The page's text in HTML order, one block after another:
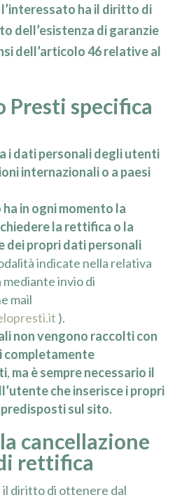
ha il diritto di
dell’esistenza di garanzie
dell’articolo 46 relative al
Presti specifica
i dati personali degli utenti
internazionali o a paesi
ha in ogni momento la
la rettifica o la
dei propri dati personali
indicate nella relativa
mediante invio di
mail
).
non vengono raccolti con
completamente
, ma è sempre necessario il
che inserisce i propri
sul sito.
cancellazione
rettifica
il diritto di ottenere dal